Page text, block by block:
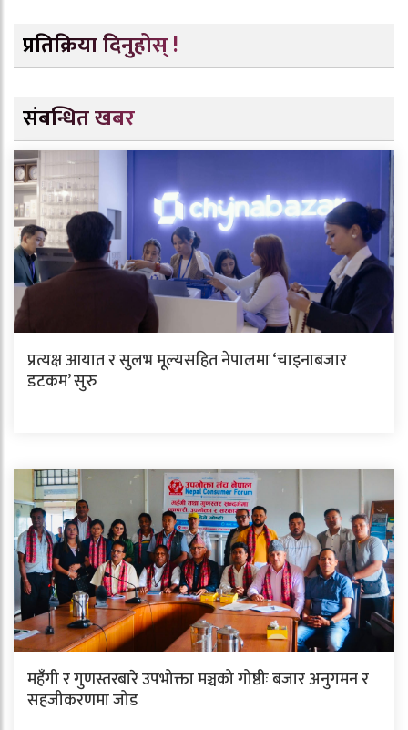
प्रतिक्रिया दिनुहोस् !
संबन्धित खबर
प्रत्यक्ष आयात र सुलभ मूल्यसहित नेपालमा ‘चाइनाबजार
डटकम’ सुरु
महँगी र गुणस्तरबारे उपभोक्ता मञ्चको गोष्ठीः बजार अनुगमन र
सहजीकरणमा जोड